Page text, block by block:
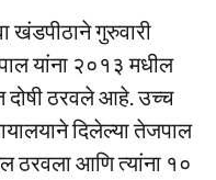
खंडपीठाने गुरुवारी
यांना २०१३ मधील
दोषी ठरवले आहे. उच्च
दिलेल्या तेजपाल
ठरवला आणि त्यांना १०